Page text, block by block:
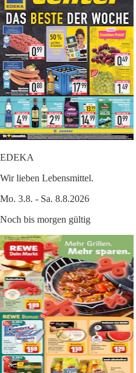
EDEKA
Wir lieben Lebensmittel.
Mo. 3.8. - Sa. 8.8.2026
Noch bis morgen gültig